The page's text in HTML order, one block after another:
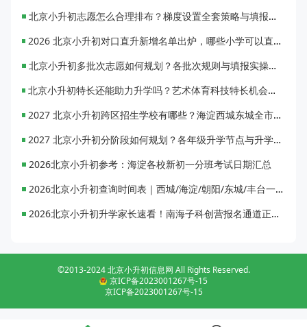
北京小升初志愿怎么合理排布？梯度设置全套策略与填报避坑指南
2026 北京小升初对口直升新增名单出炉，哪些小学可以直升优质初中？
北京小升初多批次志愿如何规划？各批次规则与填报实操指南
北京小升初特长还能助力升学吗？艺术体育科技特长机会与误区全面解析
2027 北京小升初跨区招生学校有哪些？海淀西城东城全市招生校完整汇总
2027 北京小升初分阶段如何规划？各年级升学节点与升学通道全梳理
2026北京小升初参考：海淀各校新初一分班考试日期汇总
2026北京小升初查询时间表｜西城/海淀/朝阳/东城/丰台一键对照
2026北京小升初升学家长速看！南海子科创营报名通道正式开启
©2013-2024 北京小升初信息网 All Rights Reserved.
京ICP备2023001267号-15
京ICP备2023001267号-15